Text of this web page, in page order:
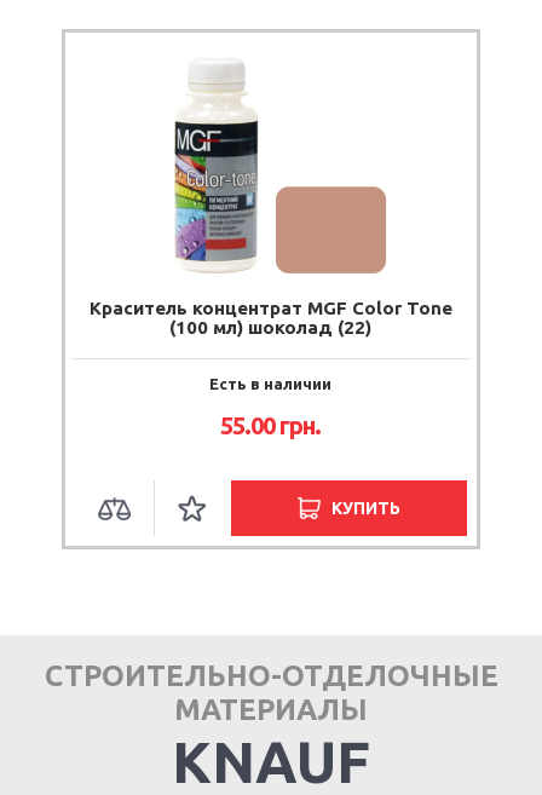
Краситель концентрат MGF Color Tone
(100 мл) шоколад (22)
Есть в наличии
55.00грн.
КУПИТЬ
СТРОИТЕЛЬНО-ОТДЕЛОЧНЫЕ
МАТЕРИАЛЫ
KNAUF